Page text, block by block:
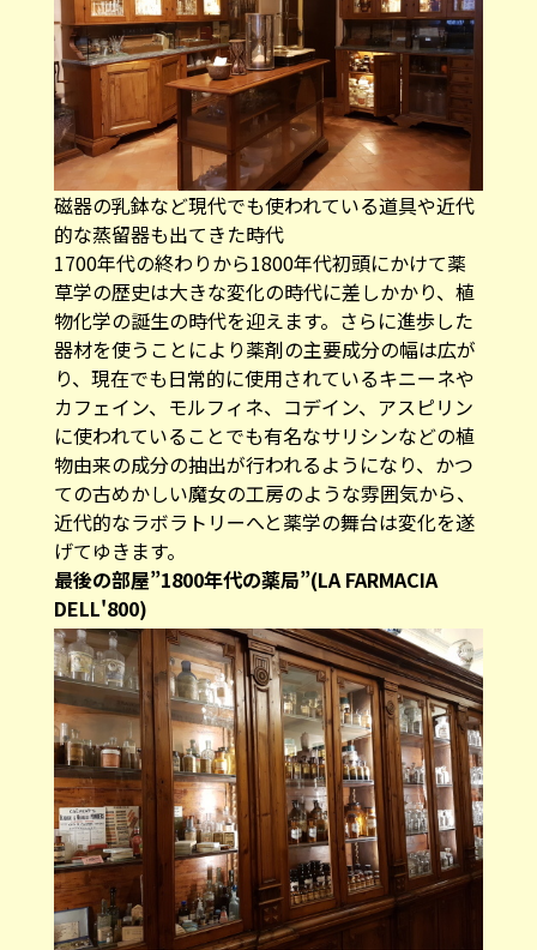
磁器の乳鉢など現代でも使われている道具や近代
的な蒸留器も出てきた時代
1700年代の終わりから1800年代初頭にかけて薬
草学の歴史は大きな変化の時代に差しかかり、植
物化学の誕生の時代を迎えます。さらに進歩した
器材を使うことにより薬剤の主要成分の幅は広が
り、現在でも日常的に使用されているキニーネや
カフェイン、モルフィネ、コデイン、アスピリン
に使われていることでも有名なサリシンなどの植
物由来の成分の抽出が行われるようになり、かつ
ての古めかしい魔女の工房のような雰囲気から、
近代的なラボラトリーへと薬学の舞台は変化を遂
げてゆきます。
最後の部屋”1800年代の薬局”(LA FARMACIA
DELL'800)